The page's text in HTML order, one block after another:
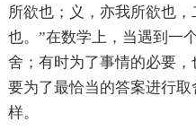
所欲也；义，亦我所欲也
也。”在数学上，当遇到一
舍；有时为了事情的必要
要为了最恰当的答案进行
样。